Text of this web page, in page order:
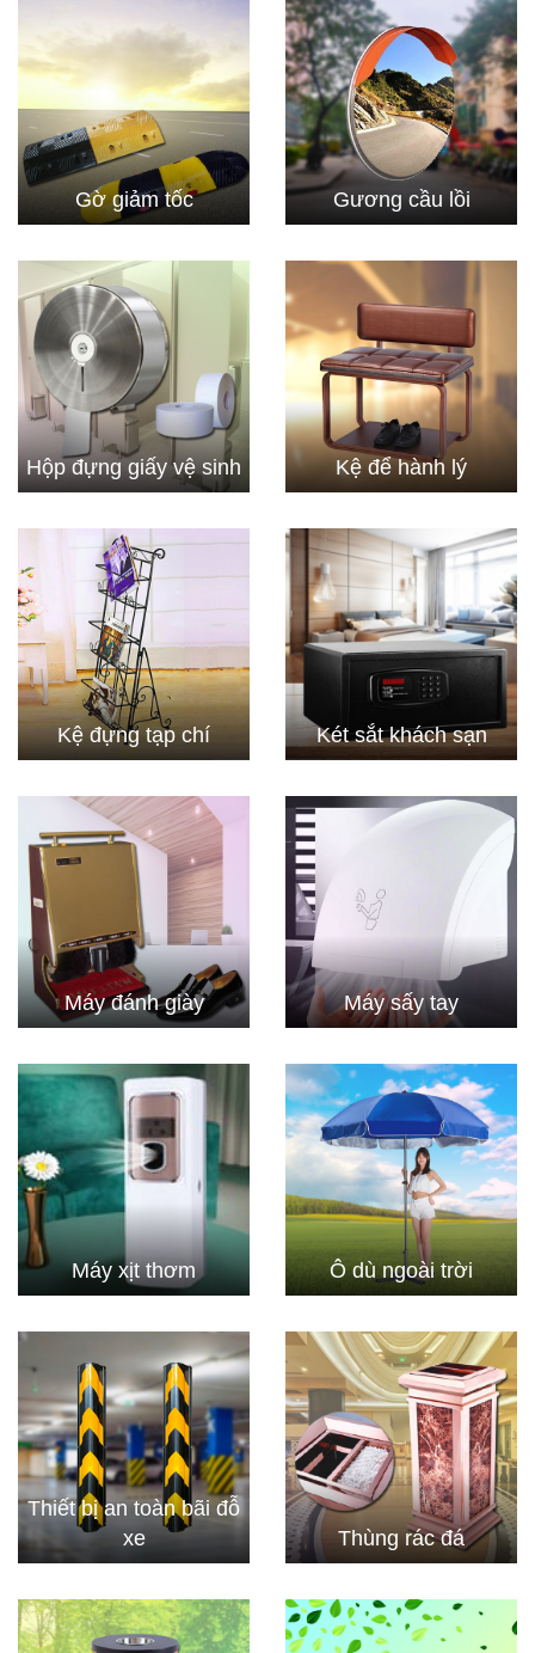
Gờ giảm tốc Gương cầu lồi
Hộp đựng giấy vệ sinh Kệ để hành lý
Kệ đựng tạp chí Két sắt khách sạn
Máy đánh giày Máy sấy tay
Máy xịt thơm Ô dù ngoài trời
Thiết bị an toàn bãi đỗ
xe
Thùng rác đá